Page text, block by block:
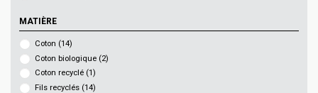
MATIÈRE
Coton (14)
Coton biologique (2)
Coton recyclé (1)
Fils recyclés (14)